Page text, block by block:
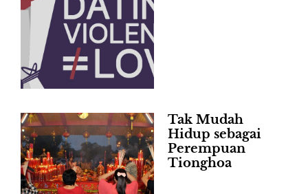
Tak Mudah
Hidup sebagai
Perempuan
Tionghoa